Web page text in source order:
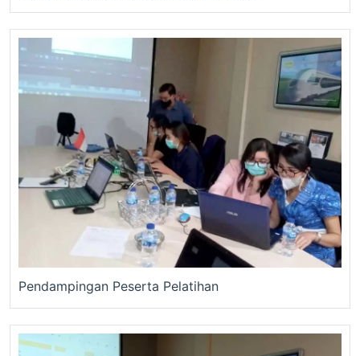
Pendampingan Peserta Pelatihan